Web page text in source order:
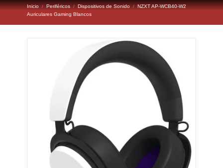
Inicio Periféricos Dispositivos de Sonido
NZXT AP-WCB40-W2
Auriculares Gaming Blancos